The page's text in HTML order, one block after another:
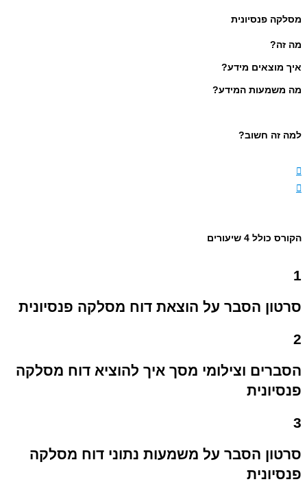
מסלקה פנסיונית
מה זה?
איך מוצאים מידע?
מה משמעות המידע?
למה זה חשוב?
הקורס כולל 4 שיעורים
1
סרטון הסבר על הוצאת דוח מסלקה פנסיונית
2
הסברים וצילומי מסך איך להוציא דוח מסלקה
פנסיונית
3
סרטון הסבר על משמעות נתוני דוח מסלקה
פנסיונית